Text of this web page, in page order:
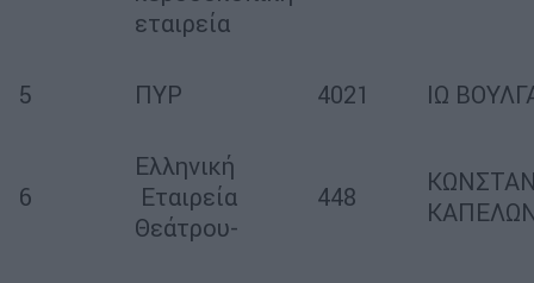
εταιρεία
5 ΠΥΡ 4021 ΙΩ
6
Ελληνική
Εταιρεία
Θεάτρου-
448